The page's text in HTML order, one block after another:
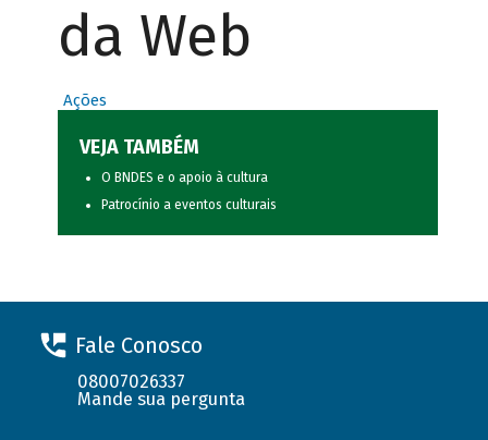
da Web
Ações
VEJA TAMBÉM
O BNDES e o apoio à cultura
Patrocínio a eventos culturais
Fale Conosco
08007026337
Mande sua pergunta